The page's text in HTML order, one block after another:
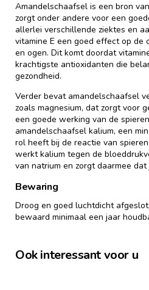
Amandelschaafsel is een bron
zorgt onder andere voor een
allerlei verschillende ziektes en
vitamine E een goed effect op de
en ogen. Dit komt doordat
krachtigste antioxidanten die
gezondheid.
Verder bevat amandelschaafsel
zoals magnesium, dat zorgt voor
een goede werking van de
amandelschaafsel kalium, een
rol heeft bij de reactie van
werkt kalium tegen de
van natrium en zorgt daarmee
Bewaring
Droog en goed luchtdicht
bewaard minimaal een jaar
Ook interessant voor u